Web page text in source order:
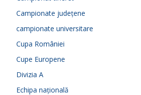
Campionate județene
campionate universitare
Cupa României
Cupe Europene
Divizia A
Echipa națională